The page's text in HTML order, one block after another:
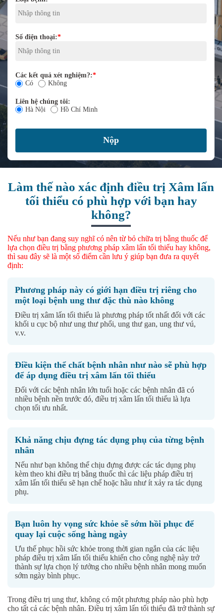
Số điện thoại:*
Các kết quả xét nghiệm?:*
Có
Không
Liên hệ chúng tôi:
Hà Nội
Hồ Chí Minh
Làm thế nào xác định điều trị Xâm lấn
tối thiểu có phù hợp với bạn hay
không?
Nếu như bạn đang suy nghĩ có nên từ bỏ chữa trị bằng thuốc để
lựa chọn điều trị bằng phương pháp xâm lấn tối thiểu hay không,
thì sau đây sẽ là một số điểm cần lưu ý giúp bạn đưa ra quyết
định:
Phương pháp này có giới hạn điều trị riêng cho
một loại bệnh ung thư đặc thù nào không
Điều trị xâm lấn tối thiểu là phương pháp tốt nhất đối với các
khối u cục bộ như ung thư phổi, ung thư gan, ung thư vú,
v.v.
Điều kiện thể chất bệnh nhân như nào sẽ phù hợp
để áp dụng điều trị xâm lấn tối thiểu
Đối với các bệnh nhân lớn tuổi hoặc các bệnh nhân đã có
nhiều bệnh nền trước đó, điều trị xâm lấn tối thiểu là lựa
chọn tối ưu nhất.
Khả năng chịu đựng tác dụng phụ của từng bệnh
nhân
Nếu như bạn không thể chịu đựng được các tác dụng phụ
kèm theo khi điều trị bằng thuốc thì các liệu pháp điều trị
xâm lấn tối thiểu sẽ hạn chế hoặc hầu như ít xảy ra tác dụng
phụ.
Bạn luôn hy vọng sức khỏe sẽ sớm hồi phục để
quay lại cuộc sống hàng ngày
Ưu thế phục hồi sức khỏe trong thời gian ngắn của các liệu
pháp điều trị xâm lấn tối thiểu khiến cho công nghệ này trở
thành sự lựa chọn lý tưởng cho nhiều bệnh nhân mong muốn
sớm ngày bình phục.
Trong điều trị ung thư, không có một phương pháp nào phù hợp
cho tất cả các bệnh nhân. Điều trị xâm lấn tối thiểu đã trở thành sự